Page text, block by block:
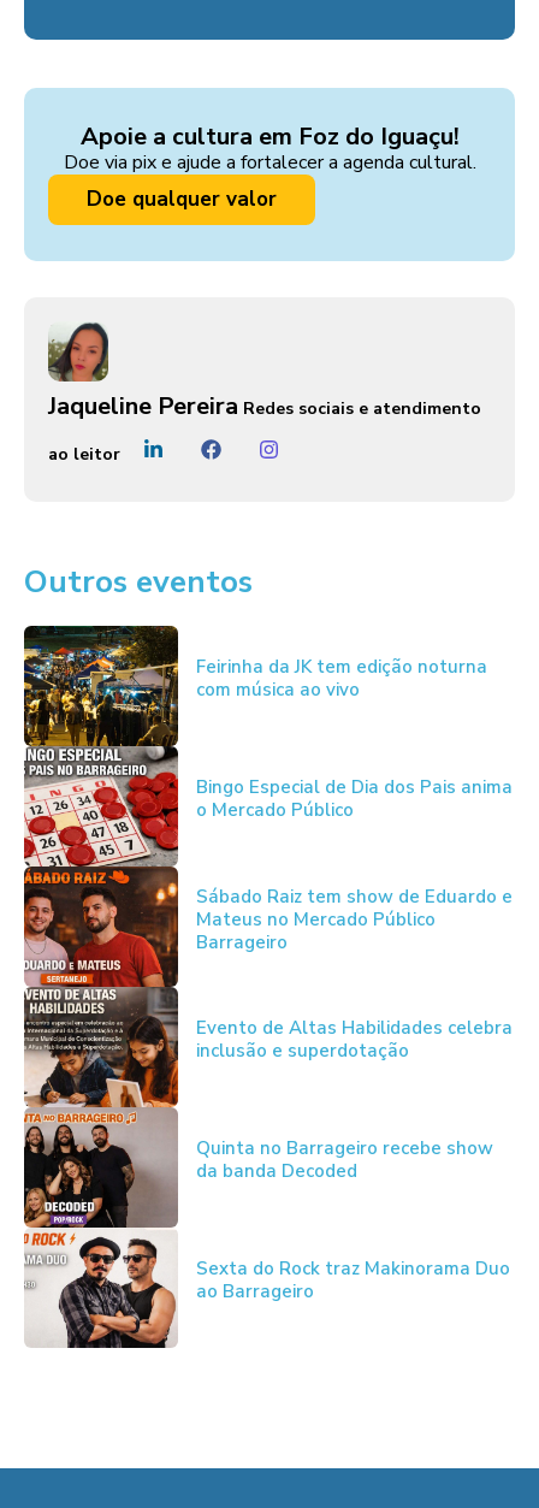
Apoie a cultura em Foz do Iguaçu!
Doe via pix e ajude a fortalecer a agenda cultural.
Doe qualquer valor
Jaqueline Pereira Redes sociais e atendimento
ao leitor
Outros eventos
Feirinha da JK tem edição noturna
com música ao vivo
Bingo Especial de Dia dos Pais anima
o Mercado Público
Sábado Raiz tem show de Eduardo e
Mateus no Mercado Público
Barrageiro
Evento de Altas Habilidades celebra
inclusão e superdotação
Quinta no Barrageiro recebe show
da banda Decoded
Sexta do Rock traz Makinorama Duo
ao Barrageiro